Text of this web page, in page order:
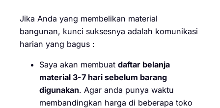
Jika Anda yang membelikan material
bangunan, kunci suksesnya adalah komunikasi
harian yang bagus :
Saya akan membuat daftar belanja
material 3-7 hari sebelum barang
digunakan. Agar anda punya waktu
membandingkan harga di beberapa toko